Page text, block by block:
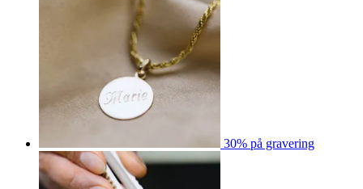
30% på gravering